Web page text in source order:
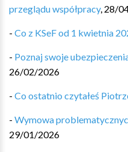
przeglądu współpracy, 28/
- Co z KSeF od 1 kwietnia
- Poznaj swoje
26/02/2026
- Co ostatnio czytałeś
- Wymowa
29/01/2026